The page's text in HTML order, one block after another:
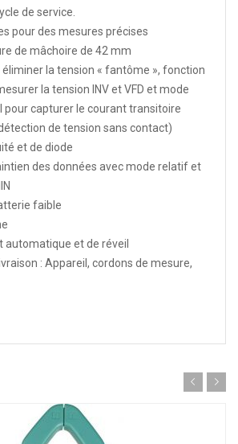
de service.
pour des mesures précises
de mâchoire de 42 mm
éliminer la tension « fantôme », fonction
la tension INV et VFD et mode
pour capturer le courant transitoire
de tension sans contact)
et de diode
des données avec mode relatif et
faible
automatique et de réveil
: Appareil, cordons de mesure,